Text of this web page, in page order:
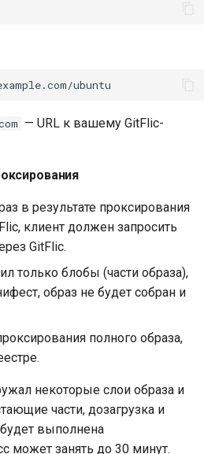
— URL к вашему GitFlic-
в результате проксирования
клиент должен запросить
GitFlic.
только блобы (части образа),
образ не будет собран и
полного образа,
некоторые слои образа и
части, дозагрузка и
выполнена
может занять до 30 минут.